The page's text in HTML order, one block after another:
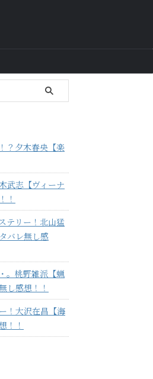
？夕木春央【楽
武志【ヴィーナ
！
テリー！北山猛
バレ無し感
。桃野雑派【蝋
し感想！！
！大沢在昌【海
！！